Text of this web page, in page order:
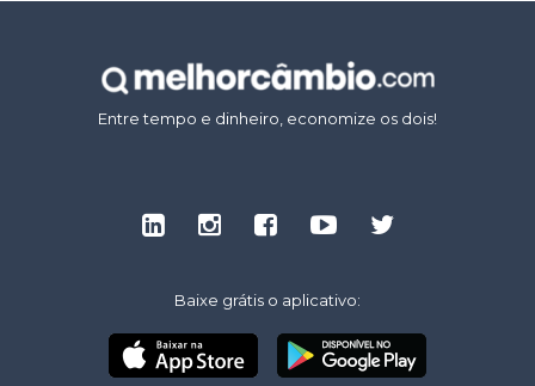
Entre tempo e dinheiro, economize os dois!
Baixe grátis o aplicativo: